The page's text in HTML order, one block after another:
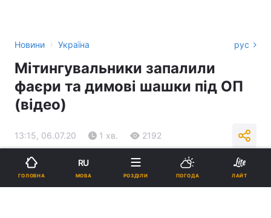
Новини › Україна рус
Мітингувальники запалили
фаєри та димові шашки під ОП
(відео)
13:15, 06.07.20 1 хв. 2192
Підпишіться на нас в Google
ГОЛОВНА
RU
МОВА РОЗДІЛИ ПОГОДА ЛАЙТ